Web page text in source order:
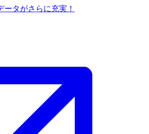
ータがさらに充実！